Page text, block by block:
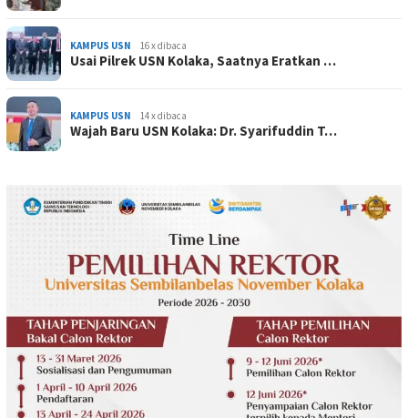
KAMPUS USN 16 x dibaca
Usai Pilrek USN Kolaka, Saatnya Eratkan …
KAMPUS USN 14 x dibaca
Wajah Baru USN Kolaka: Dr. Syarifuddin T…